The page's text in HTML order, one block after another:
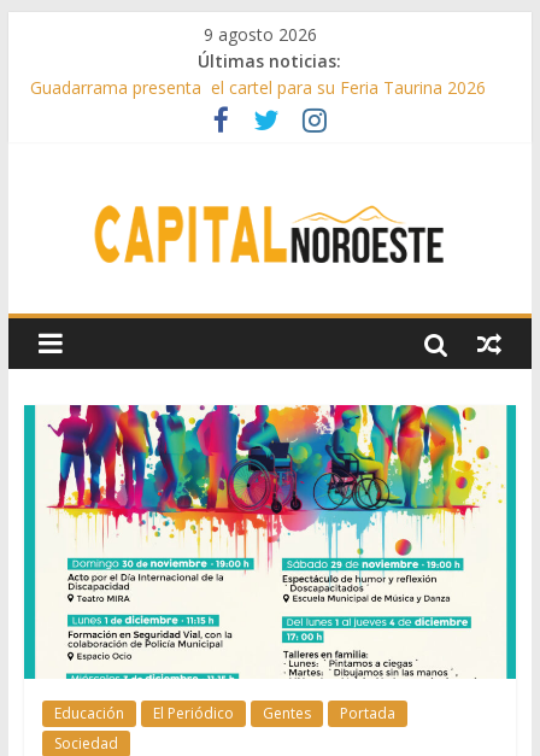
9 agosto 2026
Últimas noticias:
Guadarrama presenta el cartel para su Feria Taurina 2026
Hey Kid e Inazio en ‘La Gran Noche del Indie’ de las fiestas
Boadilla destinó más de 11 millones de euros a ayudas y
beneficios fiscales en 2025
Educación El Periódico Gentes
Portada
Sociedad